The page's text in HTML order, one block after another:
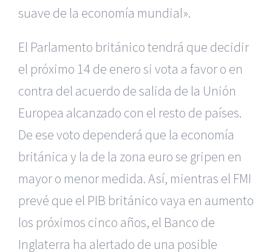
suave de la economía mundial».
El Parlamento británico tendrá que decidir
el próximo 14 de enero si vota a favor o en
contra del acuerdo de salida de la Unión
Europea alcanzado con el resto de países.
De ese voto dependerá que la economía
británica y la de la zona euro se gripen en
mayor o menor medida. Así, mientras el FMI
prevé que el PIB británico vaya en aumento
los próximos cinco años, el Banco de
Inglaterra ha alertado de una posible